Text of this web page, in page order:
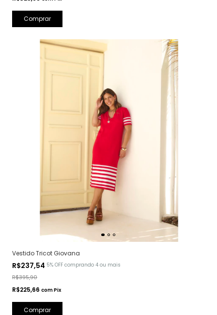
Comprar
Vestido Tricot Giovana
R$237,54 5% OFF comprando 4 ou mais
R$395,90
R$225,66 comPix
Comprar